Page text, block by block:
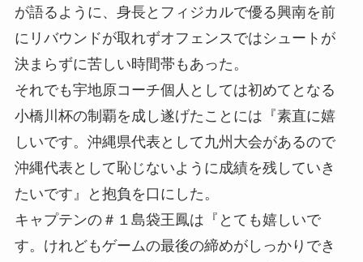
が語るように、身長とフィジカルで優る興南を前
にリバウンドが取れずオフェンスではシュートが
決まらずに苦しい時間帯もあった。
それでも宇地原コーチ個人としては初めてとなる
小橋川杯の制覇を成し遂げたことには『素直に嬉
しいです。沖縄県代表として九州大会があるので
沖縄代表として恥じないように成績を残していき
たいです』と抱負を口にした。
キャプテンの＃１島袋王鳳は『とても嬉しいで
す。けれどもゲームの最後の締めがしっかりでき